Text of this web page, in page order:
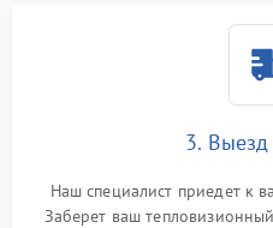
Поломка системы защиты3. Выезд
Наш специалист приедет к
Заберет ваш